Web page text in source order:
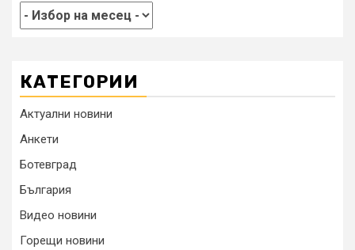
КАТЕГОРИИ
Актуални новини
Анкети
Ботевград
България
Видео новини
Горещи новини